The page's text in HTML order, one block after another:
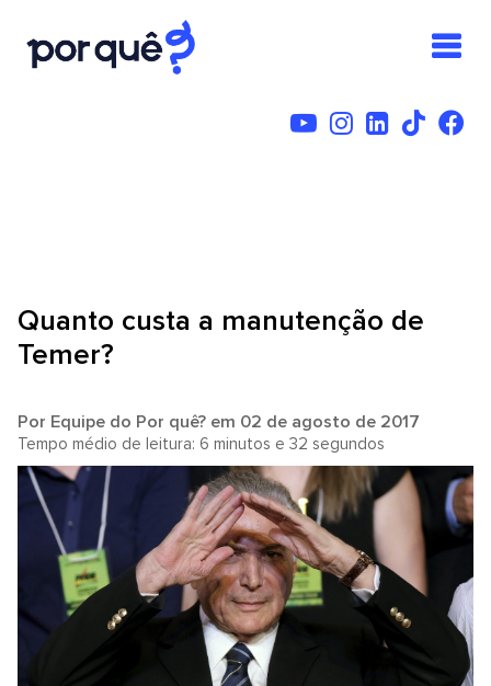
Quanto custa a manutenção de
Temer?
Por Equipe do Por quê? em 02 de agosto de 2017
Tempo médio de leitura: 6 minutos e 32 segundos